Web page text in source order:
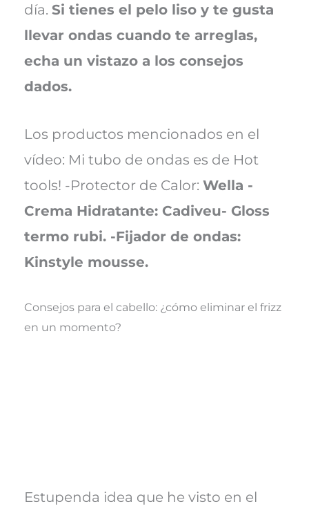
día. Si tienes el pelo liso y te gusta
llevar ondas cuando te arreglas,
echa un vistazo a los consejos
dados.
Los productos mencionados en el
vídeo: Mi tubo de ondas es de Hot
tools! -Protector de Calor: Wella -
Crema Hidratante: Cadiveu- Gloss
termo rubi. -Fijador de ondas:
Kinstyle mousse.
Consejos para el cabello: ¿cómo eliminar el frizz
en un momento?
Estupenda idea que he visto en el